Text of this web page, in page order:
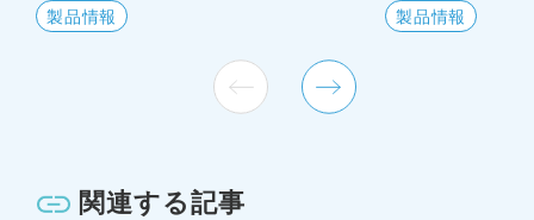
製品情報 製品情報
関連する記事